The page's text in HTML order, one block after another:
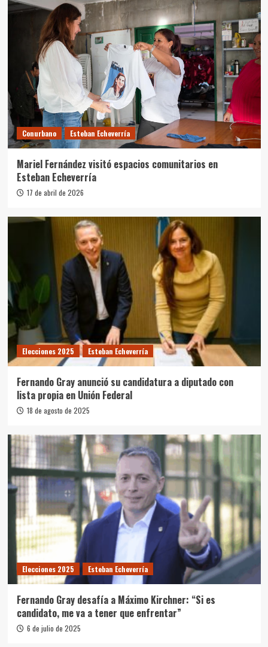
Conurbano Esteban Echeverría
Mariel Fernández visitó espacios comunitarios en
Esteban Echeverría
17 de abril de 2026
Elecciones 2025 Esteban Echeverría
Fernando Gray anunció su candidatura a diputado con
lista propia en Unión Federal
18 de agosto de 2025
Elecciones 2025 Esteban Echeverría
Fernando Gray desafía a Máximo Kirchner: “Si es
candidato, me va a tener que enfrentar”
6 de julio de 2025